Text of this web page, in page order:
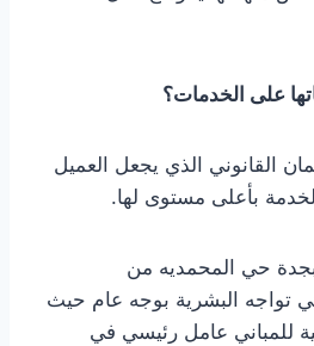
على الخدمات؟
القانوني الذي يجعل العميل
بأعلى مستوى لها.
حي المحمديه من
تواجه البشرية بوجه عام حيث
للمباني عامل رئيسي في